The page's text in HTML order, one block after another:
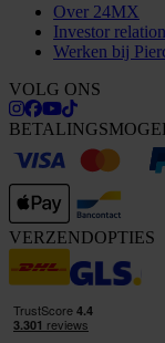
Over 24MX
Investor
Werken bij
VOLG ONS
VERZENDOPTIES